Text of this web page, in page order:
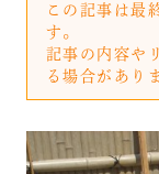
この記事は最
す。
記事の内容や
る場合があり